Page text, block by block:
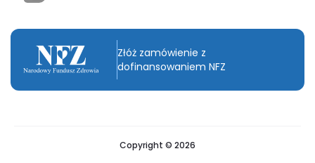
Złóż zamówienie z
dofinansowaniem NFZ
Copyright © 2026